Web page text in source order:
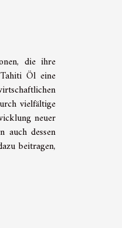
die ihre
Öl eine
vielfältige
neuer
auch dessen
beitragen,